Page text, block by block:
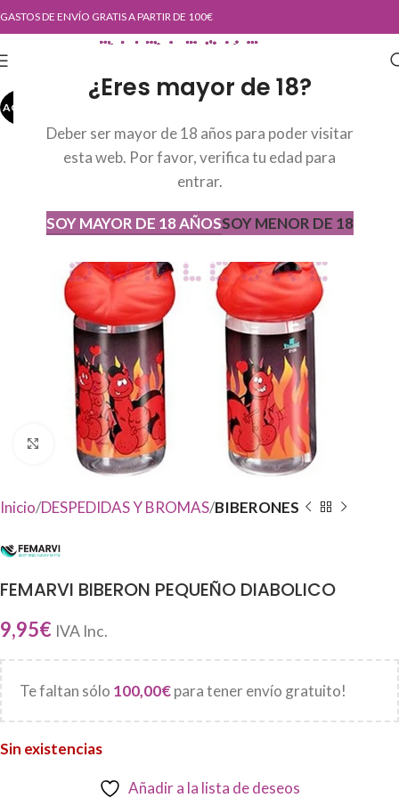
¿Eres mayor de 18?
Deber ser mayor de 18 años para poder visitar
esta web. Por favor, verifica tu edad para
entrar.
SOY MAYOR DE 18 AÑOSSOY MENOR DE 18
GASTOS DE ENVÍO GRATIS A PARTIR DE 100€
AGOT
Haga Click para agrandar
AGOTADO
Inicio DESPEDIDAS Y BROMAS BIBERONES
FEMARVI BIBERON PEQUEÑO DIABOLICO
9,95€ IVA Inc.
Te faltan sólo 100,00€para tener envío gratuito!
Sin existencias
Añadir a la lista de deseos